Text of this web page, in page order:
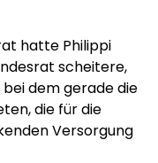
hatte Philippi
scheitere,
dem gerade die
die für die
Versorgung